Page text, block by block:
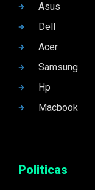
Asus
Dell
Acer
Samsung
Hp
Macbook
Politicas